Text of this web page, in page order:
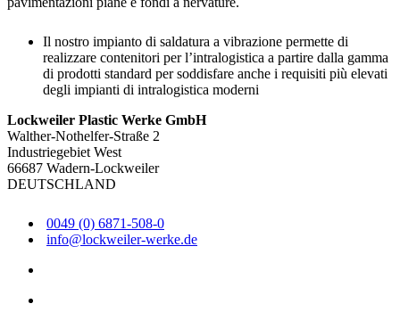
Il nostro impianto di saldatura a vibrazione permette di
realizzare contenitori per l’intralogistica a partire dalla gamma
di prodotti standard per soddisfare anche i requisiti più elevati
degli impianti di intralogistica moderni
Lockweiler Plastic Werke GmbH
Walther-Nothelfer-Straße 2
Industriegebiet West
66687 Wadern-Lockweiler
DEUTSCHLAND
0049 (0) 6871-508-0
info@lockweiler-werke.de